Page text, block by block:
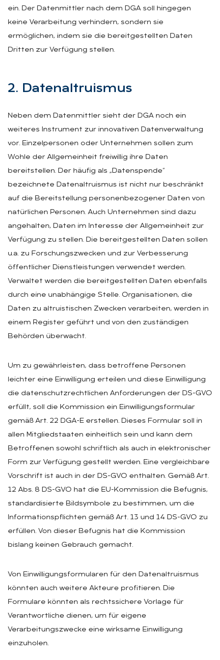
ein. Der Datenmittler nach dem DGA soll hingegen
keine Verarbeitung verhindern, sondern sie
ermöglichen, indem sie die bereitgestellten Daten
Dritten zur Verfügung stellen.
2. Da­ten­al­tru­is­mus
Neben dem Datenmittler sieht der DGA noch ein
weiteres Instrument zur innovativen Datenverwaltung
vor. Einzelpersonen oder Unternehmen sollen zum
Wohle der Allgemeinheit freiwillig ihre Daten
bereitstellen. Der häufig als „Datenspende“
bezeichnete Datenaltruismus ist nicht nur beschränkt
auf die Bereitstellung personenbezogener Daten von
natürlichen Personen. Auch Unternehmen sind dazu
angehalten, Daten im Interesse der Allgemeinheit zur
Verfügung zu stellen. Die bereitgestellten Daten sollen
u.a. zu Forschungszwecken und zur Verbesserung
öffentlicher Dienstleistungen verwendet werden.
Verwaltet werden die bereitgestellten Daten ebenfalls
durch eine unabhängige Stelle. Organisationen, die
Daten zu altruistischen Zwecken verarbeiten, werden in
einem Register geführt und von den zuständigen
Behörden überwacht.
Um zu gewährleisten, dass betroffene Personen
leichter eine Einwilligung erteilen und diese Einwilligung
die datenschutzrechtlichen Anforderungen der DS-GVO
erfüllt, soll die Kommission ein Einwilligungsformular
gemäß Art. 22 DGA-E erstellen. Dieses Formular soll in
allen Mitgliedstaaten einheitlich sein und kann dem
Betroffenen sowohl schriftlich als auch in elektronischer
Form zur Verfügung gestellt werden. Eine vergleichbare
Vorschrift ist auch in der DS-GVO enthalten. Gemäß Art.
12 Abs. 8 DS-GVO hat die EU-Kommission die Befugnis,
standardisierte Bildsymbole zu bestimmen, um die
Informationspflichten gemäß Art. 13 und 14 DS-GVO zu
erfüllen. Von dieser Befugnis hat die Kommission
bislang keinen Gebrauch gemacht.
Von Einwilligungsformularen für den Datenaltruismus
könnten auch weitere Akteure profitieren. Die
Formulare könnten als rechtssichere Vorlage für
Verantwortliche dienen, um für eigene
Verarbeitungszwecke eine wirksame Einwilligung
einzuholen.